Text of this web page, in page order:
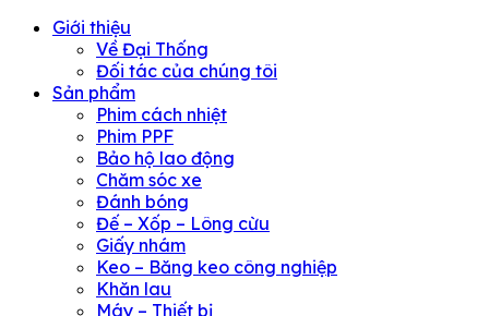
Giới thiệu
Về Đại Thống
Đối tác của chúng tôi
Sản phẩm
Phim cách nhiệt
Phim PPF
Bảo hộ lao động
Chăm sóc xe
Đánh bóng
Đế – Xốp – Lông cừu
Giấy nhám
Keo – Băng keo công nghiệp
Khăn lau
Máy – Thiết bị